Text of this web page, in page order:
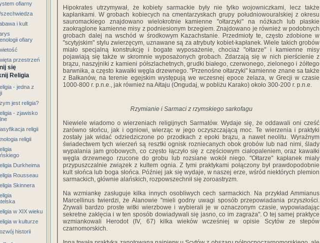
ofiarny
i kult
ofiary
przestrzeń
Religia
- jedna z
jest religia?
- zjawisko
religii
religii
Durkheima
Rousseau
Skinnera
w XIX wieku
w kulturze
historii
Hipokrates utrzymywał, że kobiety sarmackie były nie tylko wojowniczkami, lecz także
kapłankami. W grobach kobiecych na cmentarzyskach grupy południowouralskiej z okresu
sauromackiego znajdowano wielokrotnie kamienne "ołtarzyki" na nóżkach lub płaskie
zaokrąglone kamienne misy z podniesionym brzegiem. Znajdowano je również w podobnych
grobach dalej na wschód w środkowym Kazachstanie. Przedmioty te, często zdobione w
"scytyjskim" stylu zwierzęcym, uznawane są za atrybuty kobiet-kapłanek. Wiele takich grobów
miało specjalną konstrukcję i bogate wyposażenie, chociaż "ołtarze" i kamienne misy
pojawiają się także w skromnie wyposażonych grobach. Zdarzają się w nich pierścienie z
brązu, naszyjniki z kamieni półszlachetnych, grudki białego, czerwonego, zielonego i żółtego
barwnika, a często kawałki węgla drzewnego. "Przenośne ołtarzyki" kamienne znane sa także
z Bałkanów, na terenie egejskim występują we wczesnej epoce żelaza, w Grecji w czasie
1000-800 r. p.n.e., jak również na Ałtaju (Ongudaj, w pobliżu Karako) około 300-200 r. p.n.e.
Rzymianie i Sarmaci z rzymskiego sarkofagu
Niewiele wiadomo o wierzeniach religijnych Sarmatów. Wydaje się, że oddawali oni cześć
zarówno słońcu, jak i ogniowi, wierząc w jego oczyszczającą moc. Te wierzenia i praktyki
zostały jak widać odziedziczone po przodkach z epoki brązu, a nawet neolitu. Wyraźnym
świadectwem tych wierzeń są resztki ognisk rozniecanych obok grobów lub nad nimi, ślady
wypalania jam grobowych, co często łączyło się z częściowym ciałopaleniem, oraz kawałki
węgla drzewnego rzucone do grobu lub rozsiane wokół niego. "Ołtarze" kapłanek miały
przypuszczalnie związek z kultem ognia. Z tymi praktykami połączony był prawdopodobnie
kult słońca lub boga słońca. Później jak się wydaje, w naszej erze, wśród niektórych plemion
sarmackich, głównie alańskich, rozpowszechnił się zoroastryzm.
Na wzmiankę zasługuje kilka innych osobliwych cech sarmackich. Na przykład Ammianus
Marcellinus twierdzi, że Alanowie "mieli godny uwagi sposób przepowiadania przyszłości.
Zrywali bardzo proste witki wierzbowe i wybierali je w oznaczonym czasie, wypowiadając
sekretne zaklęcia i w ten sposób dowiadywali się jasno, co im zagraża". O tej samej praktyce
wzmiankowali Herodot (IV, 67) kilka wieków wcześniej w opisie Scytów ze stepów
czarnomorskich.